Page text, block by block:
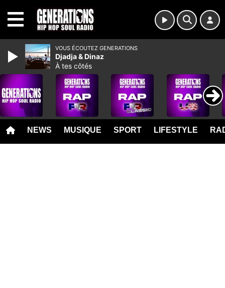
NEWS MUSIQUE SPORT LIFESTYLE
VOUS ÉCOUTEZ GENERATIONS
Djadja & Dinaz
À tes côtés